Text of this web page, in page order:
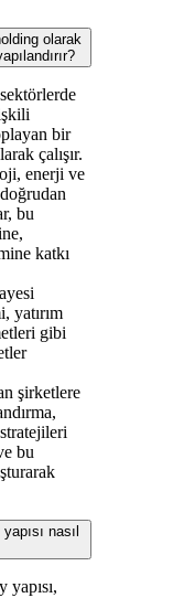
olarak
bir
çalışır.
enerji ve
bu
katkı
yatırım
gibi
şirketlere
bu
nasıl